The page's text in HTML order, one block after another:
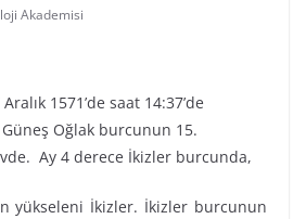
Akademisi
1571’de saat 14:37’de
Oğlak burcunun 15.
Ay 4 derece İkizler burcunda,
yükseleni İkizler. İkizler burcunun